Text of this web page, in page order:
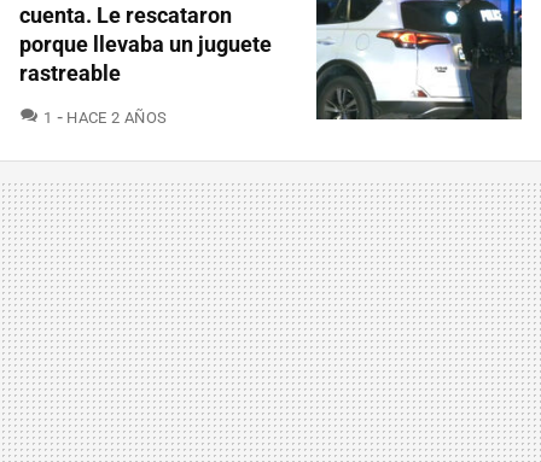
cuenta. Le rescataron
porque llevaba un juguete
rastreable
1 COMENTARIOS
HACE 2 AÑOS